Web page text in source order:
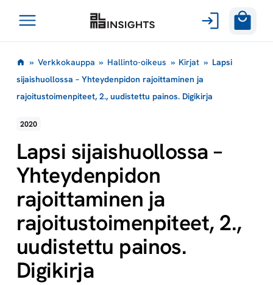
sisältöön
Avaa
» Verkkokauppa » Hallinto-oikeus » Kirjat » Lapsi
sijaishuollossa – Yhteydenpidon rajoittaminen ja
rajoitustoimenpiteet, 2., uudistettu painos. Digikirja
2020
Lapsi sijaishuollossa –
Yhteydenpidon
rajoittaminen ja
rajoitustoimenpiteet, 2.,
uudistettu painos.
Digikirja